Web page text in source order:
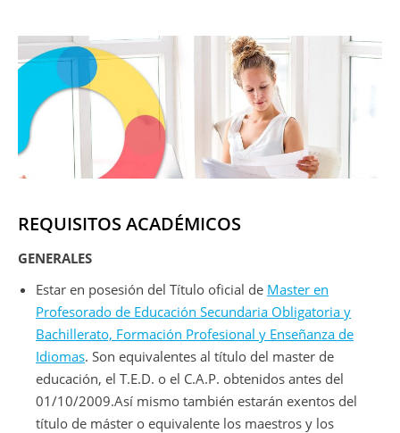
REQUISITOS ACADÉMICOS
GENERALES
Estar en posesión del Título oficial de Master en
Profesorado de Educación Secundaria Obligatoria y
Bachillerato, Formación Profesional y Enseñanza de
Idiomas. Son equivalentes al título del master de
educación, el T.E.D. o el C.A.P. obtenidos antes del
01/10/2009.Así mismo también estarán exentos del
título de máster o equivalente los maestros y los